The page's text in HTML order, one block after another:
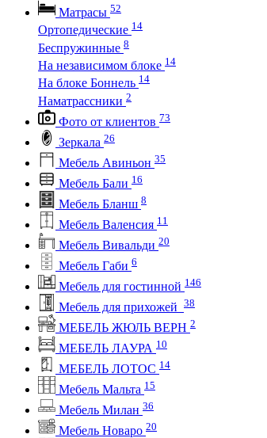
Матрасы 52
Ортопедические 14
Беспружинные 8
На независимом блоке 14
На блоке Боннель 14
Наматрассники 2
Фото от клиентов 73
Зеркала 26
Мебель Авиньон 35
Мебель Бали 16
Мебель Бланш 8
Мебель Валенсия 11
Мебель Вивальди 20
Мебель Габи 6
Мебель для гостинной 146
Мебель для прихожей 38
МЕБЕЛЬ ЖЮЛЬ ВЕРН 2
МЕБЕЛЬ ЛАУРА 10
МЕБЕЛЬ ЛОТОС 14
Мебель Мальта 15
Мебель Милан 36
Мебель Новаро 20